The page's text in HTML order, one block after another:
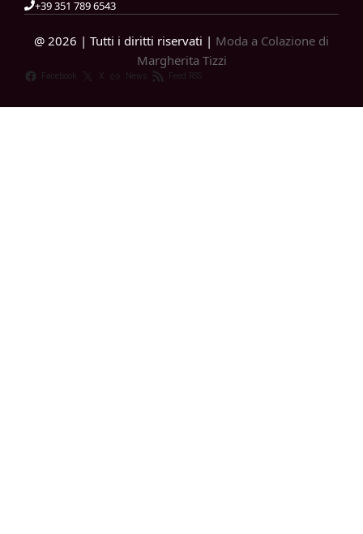
+39 351 789 6543
@ 2026 | Tutti i diritti riservati | Moda a Colazione di
Margherita Tizzi
Facebook X News Feed RSS